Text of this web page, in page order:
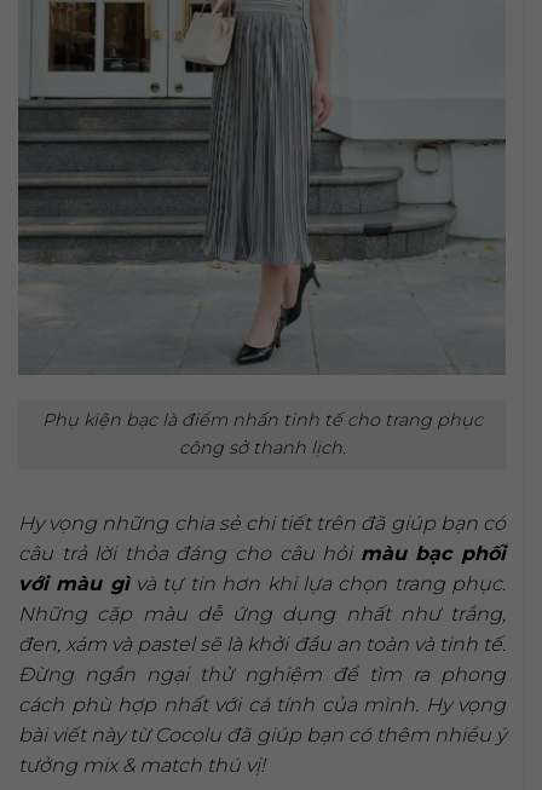
Phụ kiện bạc là điểm nhấn tinh tế cho trang phục
công sở thanh lịch.
Hy vọng những chia sẻ chi tiết trên đã giúp bạn có
câu trả lời thỏa đáng cho câu hỏi màu bạc phối
với màu gìvà tự tin hơn khi lựa chọn trang phục.
Những cặp màu dễ ứng dụng nhất như trắng,
đen, xám và pastel sẽ là khởi đầu an toàn và tinh tế.
Đừng ngần ngại thử nghiệm để tìm ra phong
cách phù hợp nhất với cá tính của mình. Hy vọng
bài viết này từ Cocolu đã giúp bạn có thêm nhiều ý
tưởng mix & match thú vị!